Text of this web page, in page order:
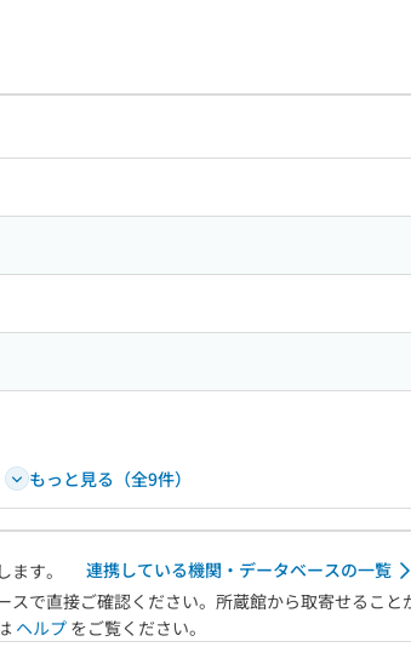
のリンク
もっと見る（全9件）
す。
連携している機関・データベースの一覧
で直接ご確認ください。所蔵館から取寄せること
ヘルプ をご覧ください。